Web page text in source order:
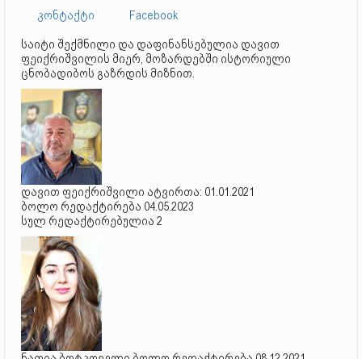
კონტაქტი
Facebook
საიტი შექმნილი და დაფინანსებულია დავით
ფეიქრიშვილის მიერ, მოზარდებში ისტორიული
ცნობადიბოს გაზრდის მიზნით.
დავით ფეიქრიშვილი ატვირთა: 01.01.2021
ბოლო რედაქტირება 04.05.2023
სულ რედაქტირებულია 2